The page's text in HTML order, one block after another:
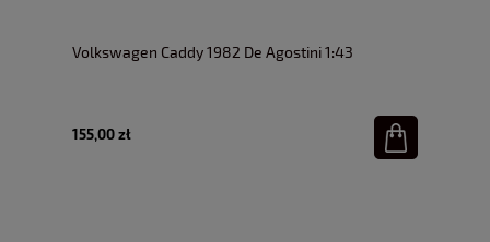
Volkswagen Caddy 1982 De Agostini 1:43
155,00 zł